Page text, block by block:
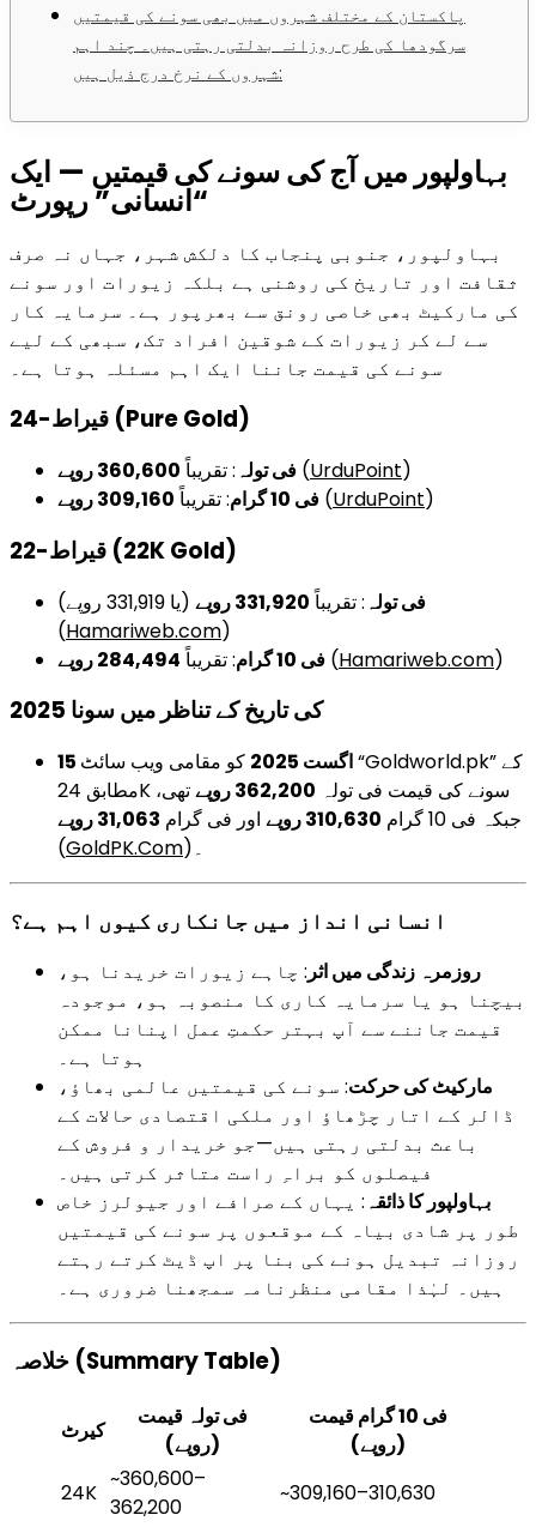
پاکستان کے مختلف شہروں میں بھی سونے کی قیمتیں
سرگودھا کی طرح روزانہ بدلتی رہتی ہیں۔ چند اہم
شہروں کے نرخ درج ذیل ہیں:
بہاولپور میں آج کی سونے کی قیمتیں — ایک
“انسانی” رپورٹ
بہاولپور، جنوبی پنجاب کا دلکش شہر، جہاں نہ صرف
ثقافت اور تاریخ کی روشنی ہے بلکہ زیورات اور سونے
کی مارکیٹ بھی خاصی رونق سے بھرپور ہے۔ سرمایہ کار
سے لے کر زیورات کے شوقین افراد تک، سبھی کے لیے
سونے کی قیمت جاننا ایک اہم مسئلہ ہوتا ہے۔
24-قیراط (Pure Gold)
فی تولہ : تقریباً360,600 روپے (UrduPoint)
فی 10 گرام
: تقریباً309,160 روپے (UrduPoint)
22-قیراط (22K Gold)
فی تولہ : تقریباً331,920 روپے
(یا 331,919 روپے)
(Hamariweb.com)
فی 10 گرام
: تقریباً284,494 روپے (Hamariweb.com)
2025 کی تاریخ کے تناظر میں سونا
15 اگست 2025
کو مقامی ویب سائٹ “Goldworld.pk” کے
مطابق 24K سونے کی قیمت فی تولہ 362,200 روپے
تھی،
جبکہ فی 10 گرام
310,630 روپے اور فی گرام 31,063 روپے
(GoldPK.Com )۔
انسانی انداز میں جانکاری کیوں اہم ہے؟
روزمرہ زندگی میں اثر: چاہے زیورات خریدنا ہو،
بیچنا ہو یا سرمایہ کاری کا منصوبہ ہو، موجودہ
قیمت جاننے سے آپ بہتر حکمتِ عمل اپنانا ممکن
ہوتا ہے۔
مارکیٹ کی حرکت: سونے کی قیمتیں عالمی بھاؤ،
ڈالر کے اتار چڑھاؤ اور ملکی اقتصادی حالات کے
باعث بدلتی رہتی ہیں—جو خریدار و فروش کے
فیصلوں کو براہِ راست متاثر کرتی ہیں۔
بہاولپور کا ذائقہ : یہاں کے صرافے اور جیولرز خاص
طور پر شادی بیاہ کے موقعوں پر سونے کی قیمتیں
روزانہ تبدیل ہونے کی بنا پر اپ ڈیٹ کرتے رہتے
ہیں۔ لہٰذا مقامی منظرنامہ سمجھنا ضروری ہے۔
خلاصہ (Summary Table)
کیرٹ
فی تولہ قیمت
(روپے)
فی 10 گرام قیمت
(روپے)
24K
~360,600–
362,200
~309,160–310,630